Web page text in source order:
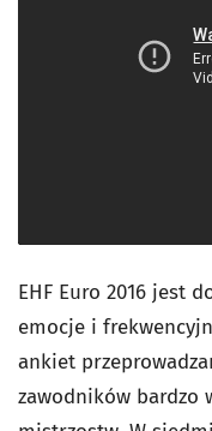
EHF Euro 2016 jest
emocje i
ankiet
zawodników bardzo